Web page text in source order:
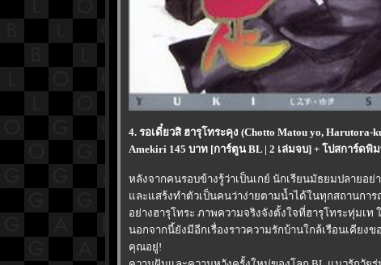
4. รอเดี๋ยวสิ ฮารุโทระคุง (Chotto Matou yo, Harutora-
Amekiri 145 บาท [การ์ตูน BL | 2 เล่มจบ] + โปสการ์ดพิ
หลังจากคนรอบข้างรู้ว่าเป็นเกย์ นักเรียนมัธยมปลายอ
ละแสร้งทำตัวเป็นคนว่าง่ายตามน้ำได้ในทุกสถานกา
อย่างฮารุโทระ ภาพความจริงจังตั้งใจที่ฮารุโทระทุ่ม
นอกจากนี้ยังมีอีกเรื่องราวความรักบ้านใกล้เรือนเคียง
คุณอยู่!